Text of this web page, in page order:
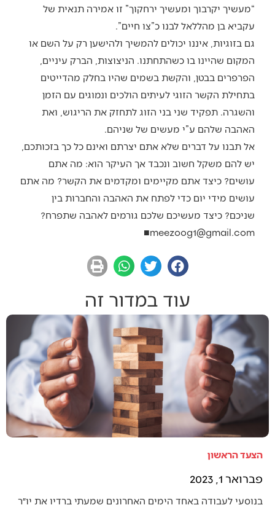
“מעשיך יקרבוך ומעשיך ירחקוך” זו אמירה תנאית של
עקביא בן מהללאל לבנו כ”צו חיים”.
גם בזוגיות, איננו יכולים להמשיך ולהישען רק על השם או
המקום שהיינו בו כשהתחתנו. הניצוצות, הברק עיניים,
הפרפרים בבטן, והקשת בשמים שהיו בחלק מהדייטים
בתחילת הקשר הזוגי לעיתים הולכים ונמוגים עם הזמן
והשגרה. תפקיד שני בני הזוג לתחזק את הריגוש, ואת
האהבה שלהם ע”י מעשים של שניהם.
אל תבנו על דברים שלא אתם יצרתם ואינם כל כך בזכותכם,
יש להם משקל חשוב ונכבד אך העיקר הוא: מה אתם
עושים? כיצד אתם מקיימים ומקדמים את הקשר? מה אתם
עושים מידי יום כדי לפתח את האהבה והחברות בין
שניכם? כיצד מעשיכם שלכם גורמים לאהבה שתפרח?
meezoog1@gmail.com■
עוד במדור זה
הצעד הראשון
פברואר 1, 2023
בנוסעי לעבודה באחד הימים האחרונים שמעתי ברדיו את יו״ר